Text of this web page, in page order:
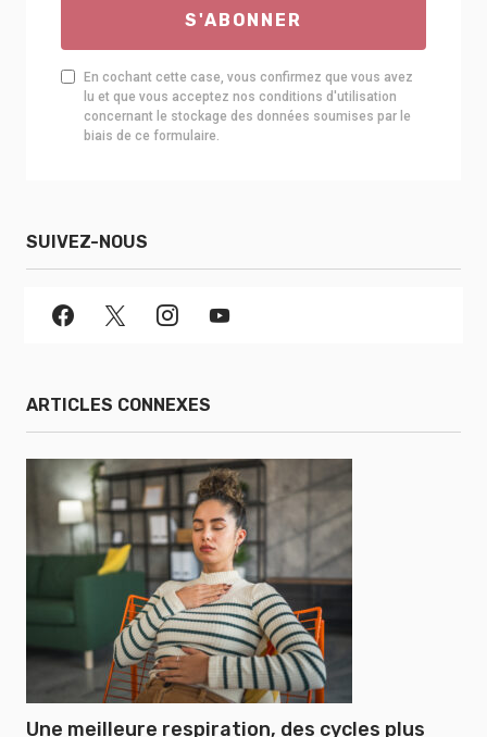
S'ABONNER
En cochant cette case, vous confirmez que vous avez
lu et que vous acceptez nos conditions d'utilisation
concernant le stockage des données soumises par le
biais de ce formulaire.
SUIVEZ-NOUS
ARTICLES CONNEXES
Une meilleure respiration, des cycles plus